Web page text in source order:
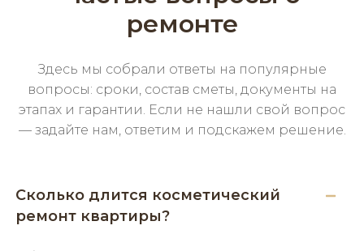
ремонте
Здесь мы собрали ответы на популярные
вопросы: сроки, состав сметы, документы на
этапах и гарантии. Если не нашли свой вопрос
— задайте нам, ответим и подскажем решение.
Сколько длится косметический
ремонт квартиры?